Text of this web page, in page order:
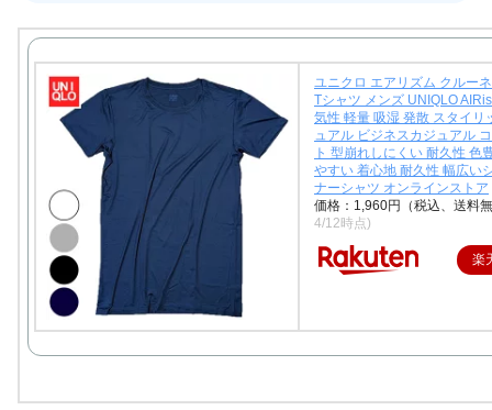
ユニクロ エアリズム クルー
Tシャツ メンズ UNIQLO
気性 軽量 吸湿 発散 スタイリ
ュアル ビジネスカジュアル
ト 型崩れしにくい 耐久性 色
やすい 着心地 耐久性 幅広い
ナーシャツ オンラインストア
価格：1,960円（税込、送料
4/12時点)
楽